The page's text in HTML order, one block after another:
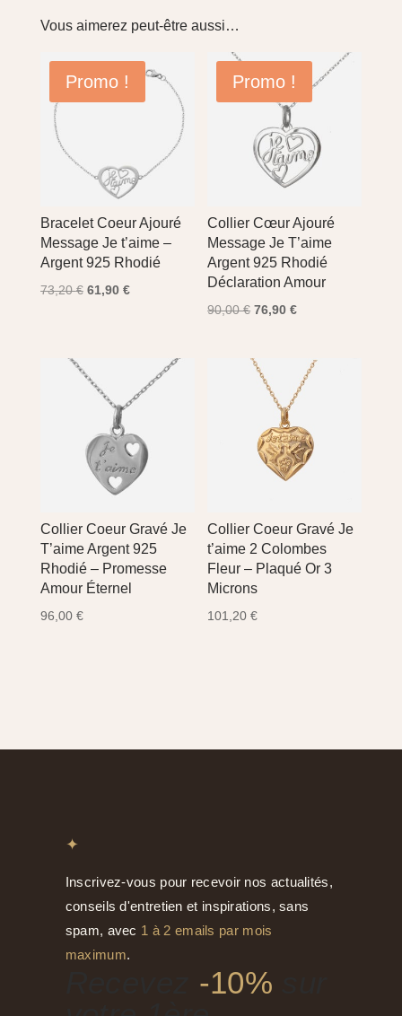
Vous aimerez peut-être aussi…
Promo !
Bracelet Coeur Ajouré
Message Je t’aime –
Argent 925 Rhodié
73,20€ Le
73,20 €.
61,90 €Le
61,90 €.
Promo !
Collier Cœur Ajouré
Message Je T’aime
Argent 925 Rhodié
Déclaration Amour
90,00€ Le
était :
90,00 €.
76,90€Le
est :
76,90 €.
Collier Coeur Gravé Je
T’aime Argent 925
Rhodié – Promesse
Amour Éternel
96,00 €
Collier Coeur Gravé Je
t’aime 2 Colombes
Fleur – Plaqué Or 3
Microns
101,20€
✦
Inscrivez-vous pour recevoir nos actualités,
conseils d'entretien et inspirations, sans
spam, avec 1 à 2 emails par mois
maximum.
-10%